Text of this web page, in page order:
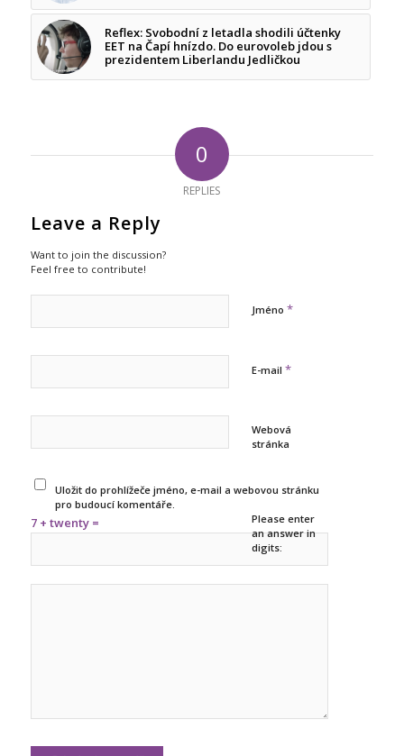
Reflex: Svobodní z letadla shodili účtenky
EET na Čapí hnízdo. Do eurovoleb jdou s
prezidentem Liberlandu Jedličkou
0
REPLIES
Leave a Reply
Want to join the discussion?
Feel free to contribute!
Jméno *
E-mail *
Webová
stránka
Uložit do prohlížeče jméno, e-mail a webovou stránku
pro budoucí komentáře.
Please enter
an answer in
digits:
7 + twenty =